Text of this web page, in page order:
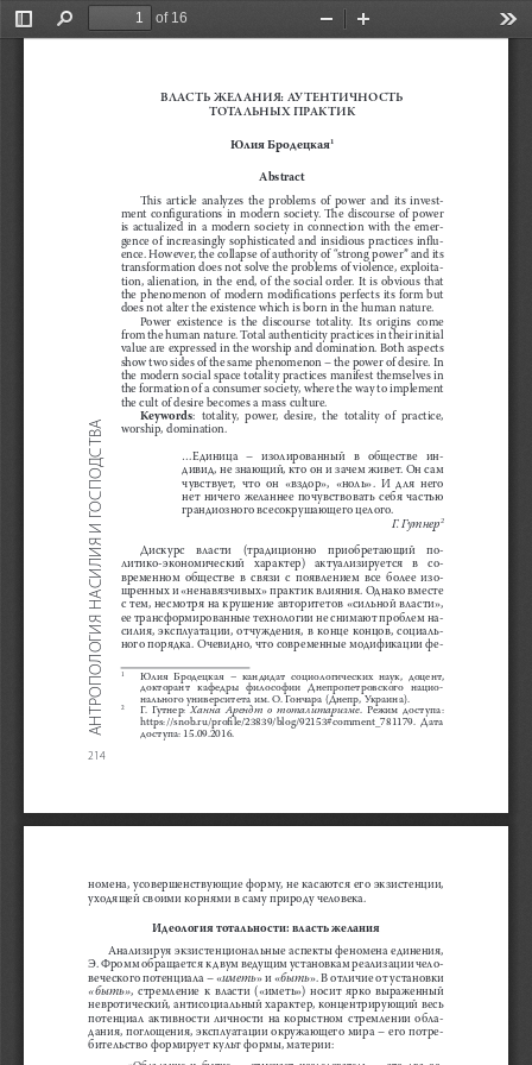
Toggle
Find
of 16
Zoom
214
АНТРОПОЛОГИЯ НАСИЛИЯ И ГОСПОДСТВА
ВЛАСТЬ ЖЕЛАНИЯ: АУТЕНТИЧНОСТЬ
ТОТАЛЬНЫХ ПРАКТИК
Юлия Бродецкая1
Abstract
This  article  analyzes  the  problems  of  power  and  its  invest-
ment  configurations  in  modern  society.  The  discourse  of  power
is  actualized  in  a  modern  society  in  connection  with  the  emer-
gence of increasingly sophisticated and insidious practices influ-
ence. However, the collapse of authority of “strong power” and its
transformation does not solve the problems of violence, exploita-
tion, alienation, in the end, of the social order. It is obvious that
the  phenomenon  of  modern  modifications  perfects  its  form  but
does not alter the existence which is born in the human nature.
Power  existence  is  the  discourse  totality.  Its  origins  come
from the human nature. Total authenticity practices in their initial
value are expressed in the worship and domination. Both aspects
show two sides of the same phenomenon – the power of desire. In
the modern social space totality practices manifest themselves in
the formation of a consumer society, where the way to implement
the cult of desire becomes a mass culture.
Keywords:  totality,  power,  desire,  the  totality  of  practice,
worship, domination.
...Единица   –   изолированный   в   обществе   ин-
дивид, не знающий, кто он и зачем живет. Он сам
чувствует,  что  он  «вздор»,  «ноль».  И  для  него
нет  ничего  желаннее  почувствовать  себя  частью
грандиозного всесокрушающего целого.
Г. Гутнер2
Дискурс    власти    (традиционно    приобретающий    по-
литико-экономический   характер)   актуализируется   в   со-
временном  обществе  в  связи  с  появлением  все  более  изо-
щренных и «ненавязчивых» практик влияния. Однако вместе
с тем, несмотря на крушение авторитетов «сильной власти»,
ее трансформированные технологии не снимают проблем на-
силия,  эксплуатации,  отчуждения,  в  конце  концов,  социаль-
ного порядка. Очевидно, что современные модификации фе-
1
Юлия  Бродецкая  –  кандидат  социологических  наук,  доцент,
докторант   кафедры   философии   Днепропетровского   нацио-
нального университета им. О. Гончара (Днепр, Украина).
2
      Г.  Гутнер:
Ханна  Арендт  о  тоталитаризме.  Режим  доступа:
https://snob.ru/profile/23839/blog/92153#comment_781179.  Дата
доступа: 15.09.2016.
номена, усовершенствующие форму, не касаются его экзистенции,
уходящей своими корнями в саму природу человека.
Идеология тотальности: власть желания
Анализируя экзистенциональные аспекты феномена единения,
Э. Фромм обращается к двум ведущим установкам реализации чело-
веческого потенциала – «иметь» и «быть». В отличие от установки
«быть»,  стремление  к  власти  («иметь»)  носит  ярко  выраженный
невротический, антисоциальный характер, концентрирующий весь
потенциал  активности  личности  на  корыстном  стремлении  обла-
дания, поглощения, эксплуатации окружающего мира – его потре-
бительство формирует культ формы, материи: